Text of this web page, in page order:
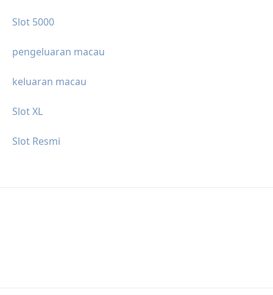
Slot 5000
pengeluaran macau
keluaran macau
Slot XL
Slot Resmi